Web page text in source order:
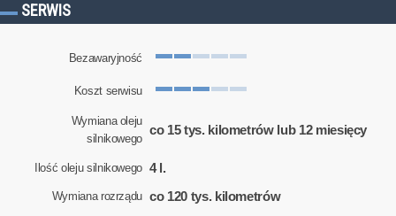
SERWIS
Bezawaryjność
Koszt serwisu
Wymiana oleju
silnikowego
co 15 tys. kilometrów lub 12 miesięcy
Ilość oleju silnikowego 4 l.
Wymiana rozrządu co 120 tys. kilometrów